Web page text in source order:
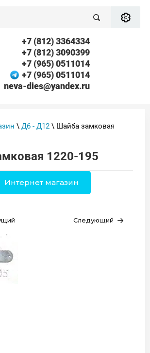
+7 (812) 3364334
+7 (812) 3090399
+7 (965) 0511014
+7 (965) 0511014
neva-dies@yandex.ru
\ Д6 - Д12 \ Шайба замковая
1220-195
Интернет магазин
Следующий